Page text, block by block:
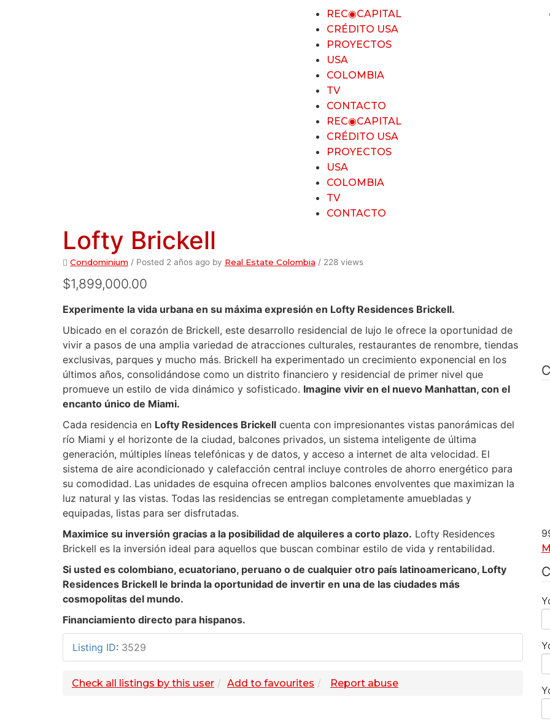
REC◉CAPITAL
CRÉDITO USA
PROYECTOS
USA
COLOMBIA
TV
CONTACTO
REC◉CAPITAL
CRÉDITO USA
PROYECTOS
USA
COLOMBIA
TV
CONTACTO
Lofty Brickell
Condominium / Posted 2 años ago by Real Estate Colombia / 228 views
$1,899,000.00
Experimente la vida urbana en su máxima expresión en Lofty Residences Brickell.
Ubicado en el corazón de Brickell, este desarrollo residencial de lujo le ofrece la oportunidad de
vivir a pasos de una amplia variedad de atracciones culturales, restaurantes de renombre, tiendas
exclusivas, parques y mucho más. Brickell ha experimentado un crecimiento exponencial en los
últimos años, consolidándose como un distrito financiero y residencial de primer nivel que
promueve un estilo de vida dinámico y sofisticado. Imagine vivir en el nuevo Manhattan, con el
encanto único de Miami.
Cada residencia en Lofty Residences Brickell cuenta con impresionantes vistas panorámicas del
río Miami y el horizonte de la ciudad, balcones privados, un sistema inteligente de última
generación, múltiples líneas telefónicas y de datos, y acceso a internet de alta velocidad. El
sistema de aire acondicionado y calefacción central incluye controles de ahorro energético para
su comodidad. Las unidades de esquina ofrecen amplios balcones envolventes que maximizan la
luz natural y las vistas. Todas las residencias se entregan completamente amuebladas y
equipadas, listas para ser disfrutadas.
Maximice su inversión gracias a la posibilidad de alquileres a corto plazo. Lofty Residences
Brickell es la inversión ideal para aquellos que buscan combinar estilo de vida y rentabilidad.
Si usted es colombiano, ecuatoriano, peruano o de cualquier otro país latinoamericano, Lofty
Residences Brickell le brinda la oportunidad de invertir en una de las ciudades más
cosmopolitas del mundo.
Financiamiento directo para hispanos.
Listing ID: 3529
Check all listings by this user Add to favourites Report abuse